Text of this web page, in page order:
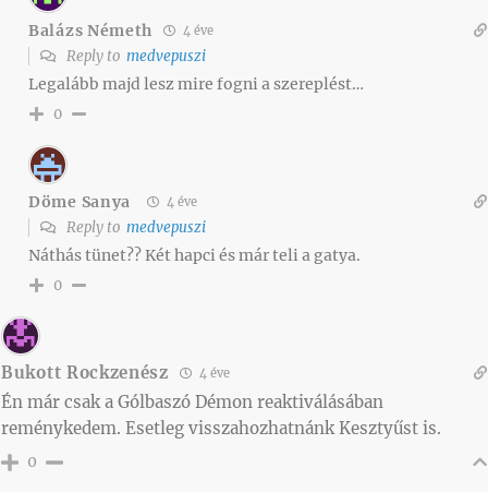
Balázs Németh 4 éve
Reply to medvepuszi
Legalább majd lesz mire fogni a szereplést…
0
Döme Sanya 4 éve
Reply to medvepuszi
Náthás tünet?? Két hapci és már teli a gatya.
0
Bukott Rockzenész 4 éve
Én már csak a Gólbaszó Démon reaktiválásában
reménykedem. Esetleg visszahozhatnánk Kesztyűst is.
0